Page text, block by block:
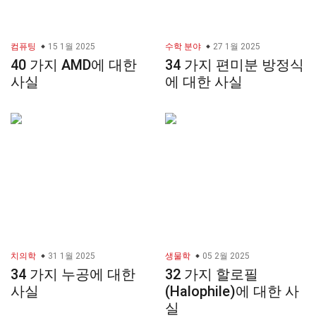
컴퓨팅 15 1월 2025
40 가지 AMD에 대한
사실
수학 분야 27 1월 2025
34 가지 편미분 방정식
에 대한 사실
치의학 31 1월 2025
34 가지 누공에 대한
사실
생물학 05 2월 2025
32 가지 할로필
(Halophile)에 대한 사
실